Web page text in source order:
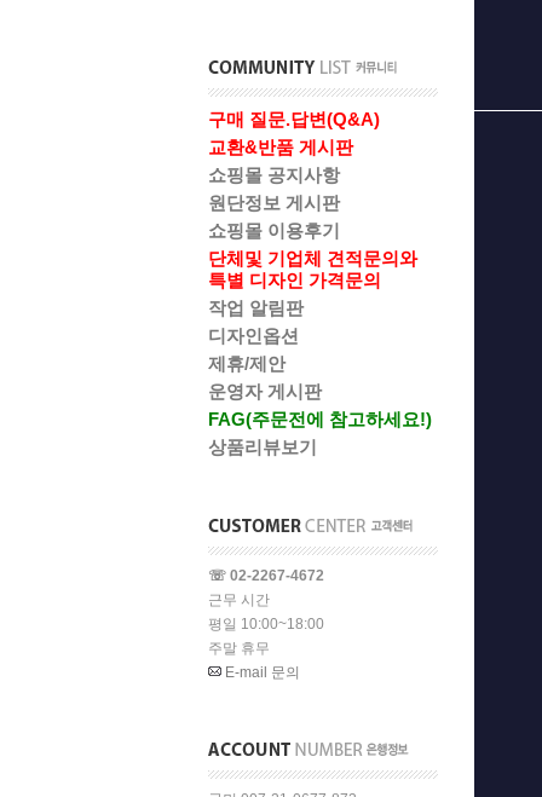
구매 질문.답변(Q&A)
교환&반품 게시판
쇼핑몰 공지사항
원단정보 게시판
쇼핑몰 이용후기
단체및 기업체 견적문의와
특별 디자인 가격문의
작업 알림판
디자인옵션
제휴/제안
운영자 게시판
FAG(주문전에 참고하세요!)
상품리뷰보기
☏ 02-2267-4672
근무 시간
평일 10:00~18:00
주말 휴무
E-mail 문의